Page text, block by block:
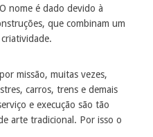
nome é dado devido à
que combinam um
missão, muitas vezes,
carros, trens e demais
e execução são tão
arte tradicional. Por isso o